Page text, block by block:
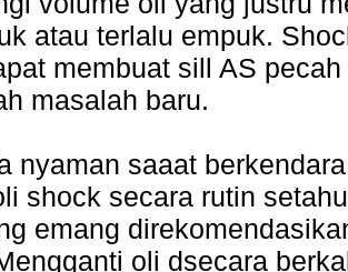
atau terlalu empuk.
membuat sill AS
masalah baru.
nyaman saaat
shock secara rutin
emang
oli dsecara